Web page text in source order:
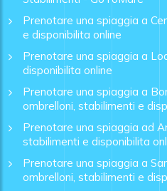
Prenotare una spiaggia a
e disponibilita online
Prenotare una spiaggia a
disponibilita online
Prenotare una spiaggia a
ombrelloni, stabilimenti e
Prenotare una spiaggia ad
stabilimenti e disponibilita
Prenotare una spiaggia a
ombrelloni, stabilimenti e